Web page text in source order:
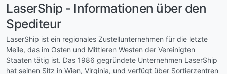
LaserShip - Informationen über den
Spediteur
LaserShip ist ein regionales Zustellunternehmen für die letzte
Meile, das im Osten und Mittleren Westen der Vereinigten
Staaten tätig ist. Das 1986 gegründete Unternehmen LaserShip
hat seinen Sitz in Wien, Virginia, und verfügt über Sortierzentren